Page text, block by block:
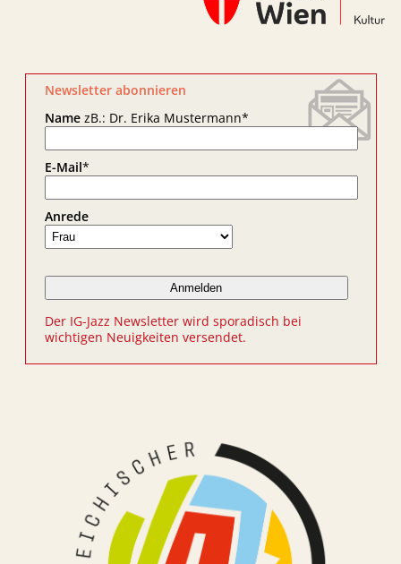
Newsletter abonnieren
NamezB.: Dr. Erika Mustermann*
E-Mail*
Anrede
Der IG-Jazz Newsletter wird sporadisch bei
wichtigen Neuigkeiten versendet.